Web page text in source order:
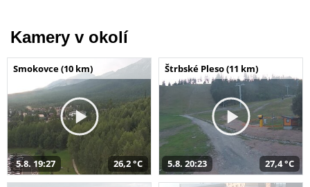
Kamery v okolí
Smokovce (10 km)
5.8. 19:27 26,2 °C
Štrbské Pleso (11 km)
5.8. 20:23 27,4 °C